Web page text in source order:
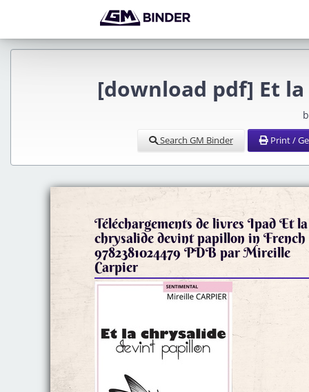
[download pdf] Et
Search GM Binder Print /
Téléchargements de livres Ipad Et la
chrysalide devint papillon in French
9782381024479 PDB par Mireille
Carpier